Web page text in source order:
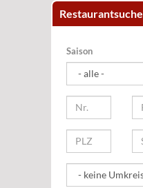
Restaurantsuche
Saison